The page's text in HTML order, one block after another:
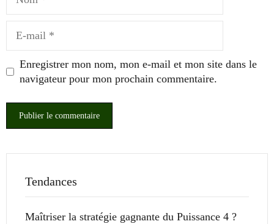
mail
Enregistrer mon nom, mon e-mail et mon site dans le
navigateur pour mon prochain commentaire.
Tendances
Maîtriser la stratégie gagnante du Puissance 4 ?